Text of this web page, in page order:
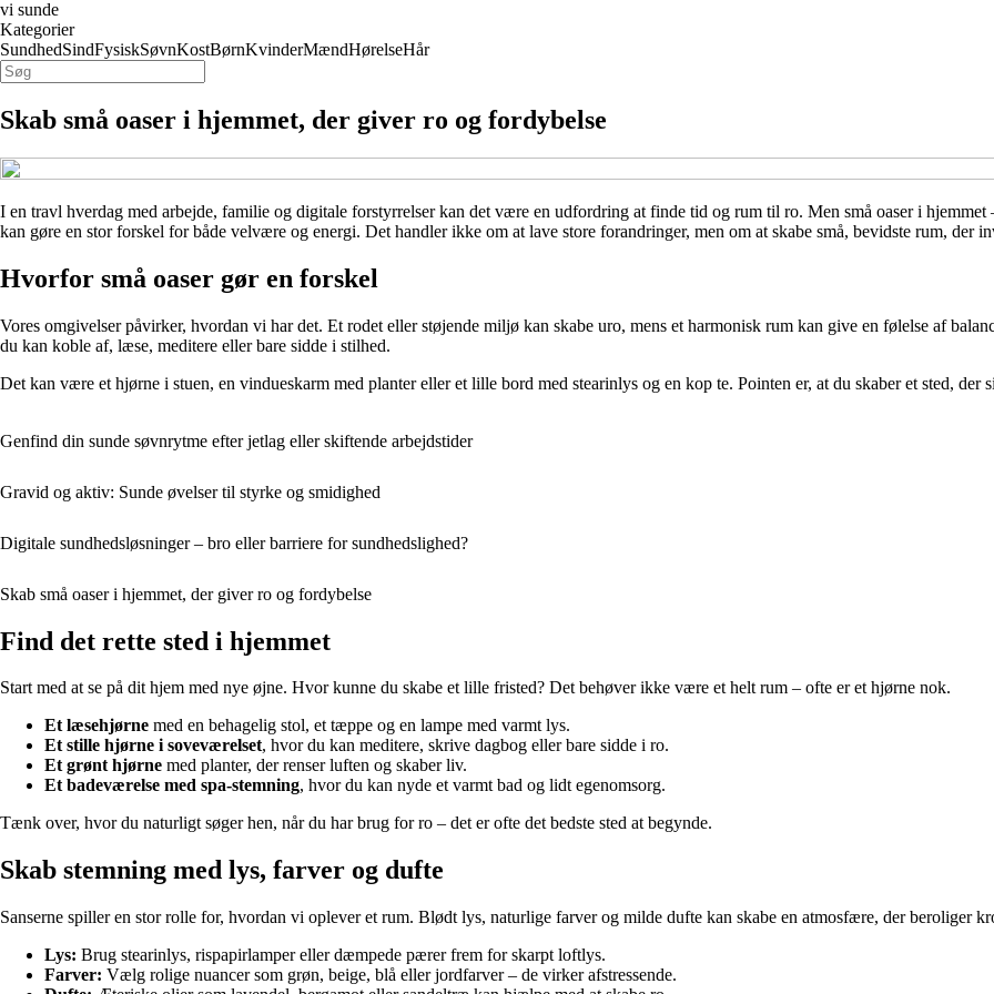
vi sunde
Kategorier
SundhedSindFysiskSøvnKostBørnKvinderMændHørelseHår
Skab små oaser i hjemmet, der giver ro og fordybelse
I en travl hverdag med arbejde, familie og digitale forstyrrelser kan det være en udfordring at finde tid og rum til ro. Men små oaser i
kan gøre en stor forskel for både velvære og energi. Det handler ikke om at lave store forandringer, men om at skabe små, bevidste rum, der
Hvorfor små oaser gør en forskel
Vores omgivelser påvirker, hvordan vi har det. Et rodet eller støjende miljø kan skabe uro, mens et harmonisk rum kan give en følelse af
du kan koble af, læse, meditere eller bare sidde i stilhed.
Det kan være et hjørne i stuen, en vindueskarm med planter eller et lille bord med stearinlys og en kop te. Pointen er, at du skaber et sted,
Genfind din sunde søvnrytme efter jetlag eller skiftende arbejdstider
Gravid og aktiv: Sunde øvelser til styrke og smidighed
Digitale sundhedsløsninger – bro eller barriere for sundhedslighed?
Skab små oaser i hjemmet, der giver ro og fordybelse
Find det rette sted i hjemmet
Start med at se på dit hjem med nye øjne. Hvor kunne du skabe et lille fristed? Det behøver ikke være et helt rum – ofte er et hjørne nok.
Et læsehjørne med en behagelig stol, et tæppe og en lampe med varmt lys.
Et stille hjørne i soveværelset, hvor du kan meditere, skrive dagbog eller bare sidde i ro.
Et grønt hjørne med planter, der renser luften og skaber liv.
Et badeværelse med spa-stemning, hvor du kan nyde et varmt bad og lidt egenomsorg.
Tænk over, hvor du naturligt søger hen, når du har brug for ro – det er ofte det bedste sted at begynde.
Skab stemning med lys, farver og dufte
Sanserne spiller en stor rolle for, hvordan vi oplever et rum. Blødt lys, naturlige farver og milde dufte kan skabe en atmosfære, der beroliger
Lys: Brug stearinlys, rispapirlamper eller dæmpede pærer frem for skarpt loftlys.
Farver: Vælg rolige nuancer som grøn, beige, blå eller jordfarver – de virker afstressende.